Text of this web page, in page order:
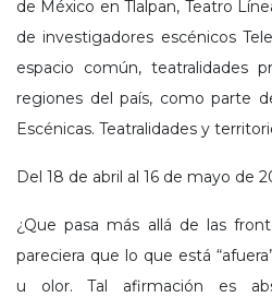
de México en Tlalpan, Teatro
de investigadores escénicos
espacio común, teatralidades
regiones del país, como parte
Escénicas. Teatralidades y
Del 18 de abril al 16 de mayo de
¿Que pasa más allá de las
pareciera que lo que está
u olor. Tal afirmación es